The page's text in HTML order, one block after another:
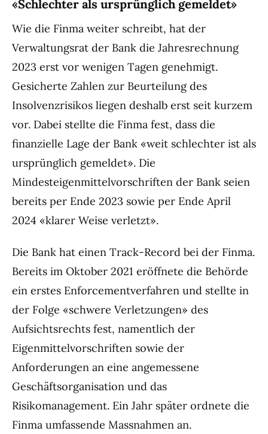
«Schlechter als ursprünglich gemeldet»
Wie die Finma weiter schreibt, hat der
Verwaltungsrat der Bank die Jahresrechnung
2023 erst vor wenigen Tagen genehmigt.
Gesicherte Zahlen zur Beurteilung des
Insolvenzrisikos liegen deshalb erst seit kurzem
vor. Dabei stellte die Finma fest, dass die
finanzielle Lage der Bank «weit schlechter ist als
ursprünglich gemeldet». Die
Mindesteigenmittelvorschriften der Bank seien
bereits per Ende 2023 sowie per Ende April
2024 «klarer Weise verletzt».
Die Bank hat einen Track-Record bei der Finma.
Bereits im Oktober 2021 eröffnete die Behörde
ein erstes Enforcementverfahren und stellte in
der Folge «schwere Verletzungen» des
Aufsichtsrechts fest, namentlich der
Eigenmittelvorschriften sowie der
Anforderungen an eine angemessene
Geschäftsorganisation und das
Risikomanagement. Ein Jahr später ordnete die
Finma umfassende Massnahmen an.